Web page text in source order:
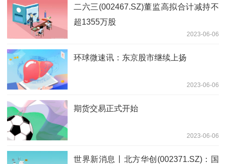
二六三(002467.SZ)董监高拟合计减持不
超1355万股
2023-06-06
环球微速讯：东京股市继续上扬
2023-06-06
期货交易正式开始
2023-06-06
世界新消息丨北方华创(002371.SZ)：国